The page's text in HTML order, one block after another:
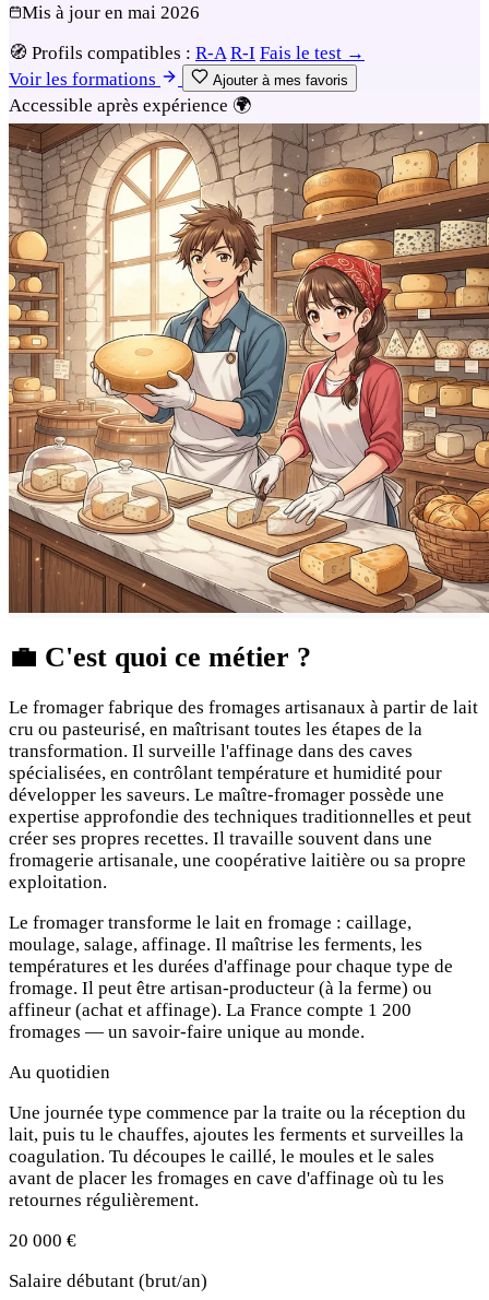
Mis à jour en mai 2026
🧭 Profils compatibles : R-A R-I Fais le test →
Voir les formations
Ajouter à mes favoris
Accessible après expérience 🌍
💼 C'est quoi ce métier ?
Le fromager fabrique des fromages artisanaux à partir de lait
cru ou pasteurisé, en maîtrisant toutes les étapes de la
transformation. Il surveille l'affinage dans des caves
spécialisées, en contrôlant température et humidité pour
développer les saveurs. Le maître-fromager possède une
expertise approfondie des techniques traditionnelles et peut
créer ses propres recettes. Il travaille souvent dans une
fromagerie artisanale, une coopérative laitière ou sa propre
exploitation.
Le fromager transforme le lait en fromage : caillage,
moulage, salage, affinage. Il maîtrise les ferments, les
températures et les durées d'affinage pour chaque type de
fromage. Il peut être artisan-producteur (à la ferme) ou
affineur (achat et affinage). La France compte 1 200
fromages — un savoir-faire unique au monde.
Au quotidien
Une journée type commence par la traite ou la réception du
lait, puis tu le chauffes, ajoutes les ferments et surveilles la
coagulation. Tu découpes le caillé, le moules et le sales
avant de placer les fromages en cave d'affinage où tu les
retournes régulièrement.
20 000 €
Salaire débutant (brut/an)